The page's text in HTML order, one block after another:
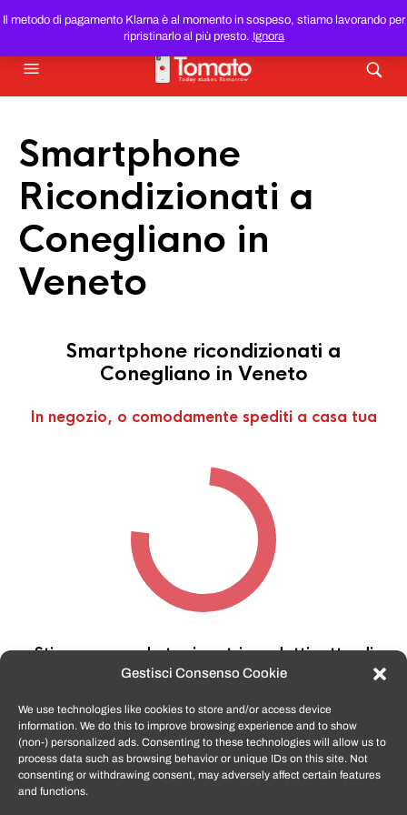
Gestisci Consenso Cookie
We use technologies like cookies to store and/or access device
information. We do this to improve browsing experience and to show
(non-) personalized ads. Consenting to these technologies will allow us to
process data such as browsing behavior or unique IDs on this site. Not
consenting or withdrawing consent, may adversely affect certain features
and functions.
Il metodo di pagamento Klarna è al momento in sospeso, stiamo lavorando per
ripristinarlo al più presto. Ignora
SMARTPHONE E TABLET RICONDIZIONATIAL MIGLIOR
PREZZO DEL WEB!
Smartphone
Ricondizionati a
Conegliano in
Veneto
Smartphone ricondizionati a
Conegliano in Veneto
In negozio, o comodamente spediti a casa tua
Stiamo cercando tra i nostri prodotti, attendi
qualche secondo…
TomatoSmartphone.itè lo shop n.1 in italia per
smartphone ricondizionati garantiti e certificati
di tutte le marche,APPLE, SAMSUNG, HUAWEI,
ONEPLUS, XIAOMI e tanto altro